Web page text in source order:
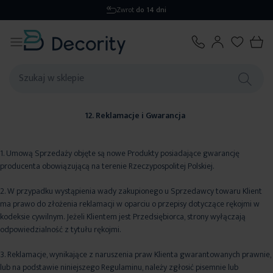
Zwrot do 14 dni
12. Reklamacje i Gwarancja
1. Umową Sprzedaży objęte są nowe Produkty posiadające gwarancję
producenta obowiązującą na terenie Rzeczypospolitej Polskiej.
2. W przypadku wystąpienia wady zakupionego u Sprzedawcy towaru Klient
ma prawo do złożenia reklamacji w oparciu o przepisy dotyczące rękojmi w
kodeksie cywilnym. Jeżeli Klientem jest Przedsiębiorca, strony wyłączają
odpowiedzialność z tytułu rękojmi.
3. Reklamacje, wynikające z naruszenia praw Klienta gwarantowanych prawnie,
lub na podstawie niniejszego Regulaminu, należy zgłosić pisemnie lub